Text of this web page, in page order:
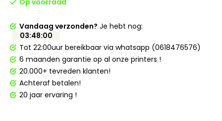
Op voorraad
Vandaag verzonden? Je hebt nog:
03:48:00
Tot 22:00uur bereikbaar via whatsapp (0618476576)
6 maanden garantie op al onze printers !
20.000+ tevreden klanten!
Achteraf betalen!
20 jaar ervaring !